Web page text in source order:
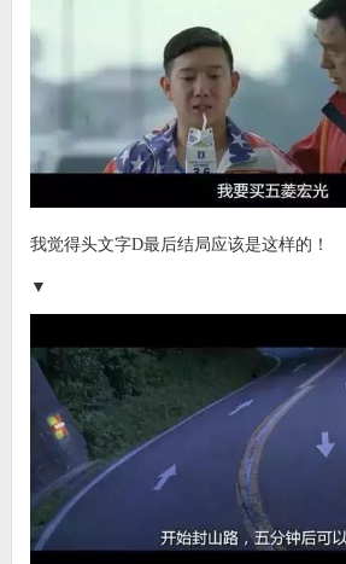
我觉得头文字D最后结局应该是这样的！
▼